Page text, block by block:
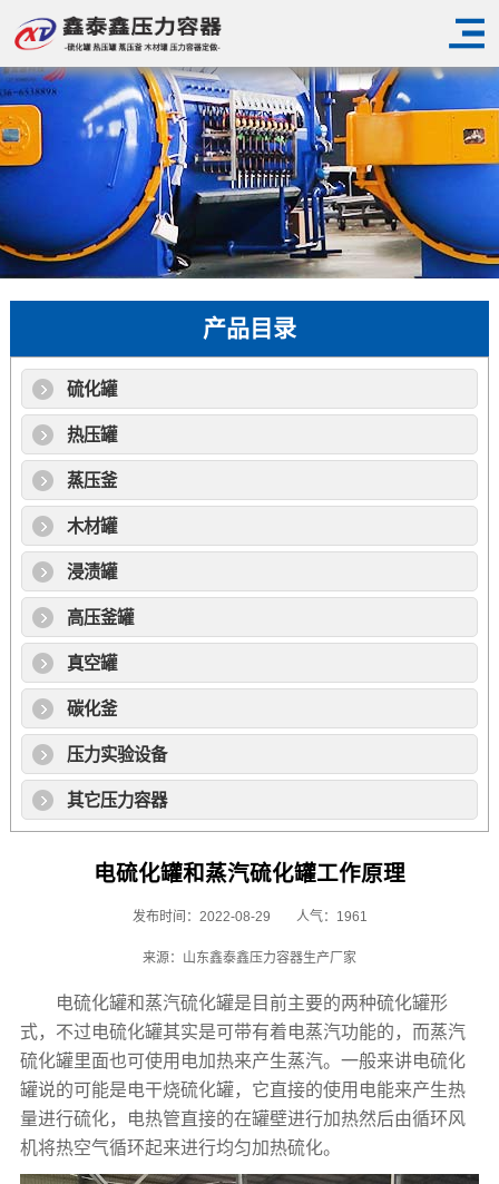
产品目录
硫化罐
热压罐
蒸压釜
木材罐
浸渍罐
高压釜罐
真空罐
碳化釜
压力实验设备
其它压力容器
电硫化罐和蒸汽硫化罐工作原理
发布时间：2022-08-29 人气：1961
来源：山东鑫泰鑫压力容器生产厂家
电硫化罐和蒸汽硫化罐是目前主要的两种硫化罐形
式，不过电硫化罐其实是可带有着电蒸汽功能的，而蒸汽
硫化罐里面也可使用电加热来产生蒸汽。一般来讲电硫化
罐说的可能是电干烧硫化罐，它直接的使用电能来产生热
量进行硫化，电热管直接的在罐壁进行加热然后由循环风
机将热空气循环起来进行均匀加热硫化。